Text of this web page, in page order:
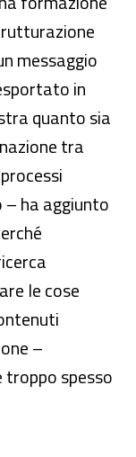
messaggio
in
quanto sia
tra
– ha aggiunto
le cose
–
troppo spesso